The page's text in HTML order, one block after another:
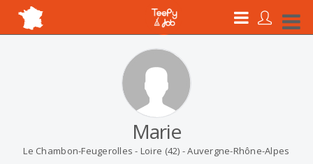
Marie
Le Chambon-Feugerolles - Loire (42) - Auvergne-Rhône-Alpes